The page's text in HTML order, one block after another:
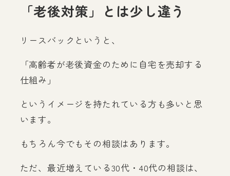
「老後対策」とは少し違う
リースバックというと、
「高齢者が老後資金のために自宅を売却する
仕組み」
というイメージを持たれている方も多いと思
います。
もちろん今でもその相談はあります。
ただ、最近増えている30代・40代の相談は、